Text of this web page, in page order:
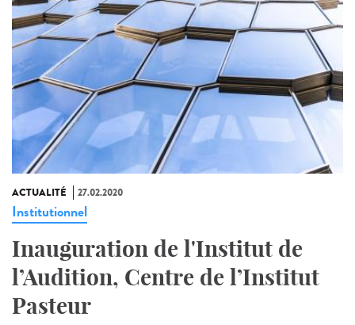
ACTUALITÉ 27.02.2020
Institutionnel
Inauguration de l'Institut de
l’Audition, Centre de l’Institut
Pasteur